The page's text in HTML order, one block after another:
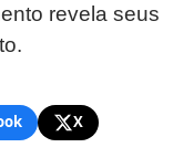
revela seus
X